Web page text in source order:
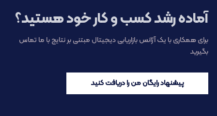
آماده رشد کسب و کار خود هستید؟
برای همکاری با یک آژانس بازاریابی دیجیتال مبتنی بر نتایج با ما تماس
بگیرید
پیشنهاد رایگان من را دریافت کنید